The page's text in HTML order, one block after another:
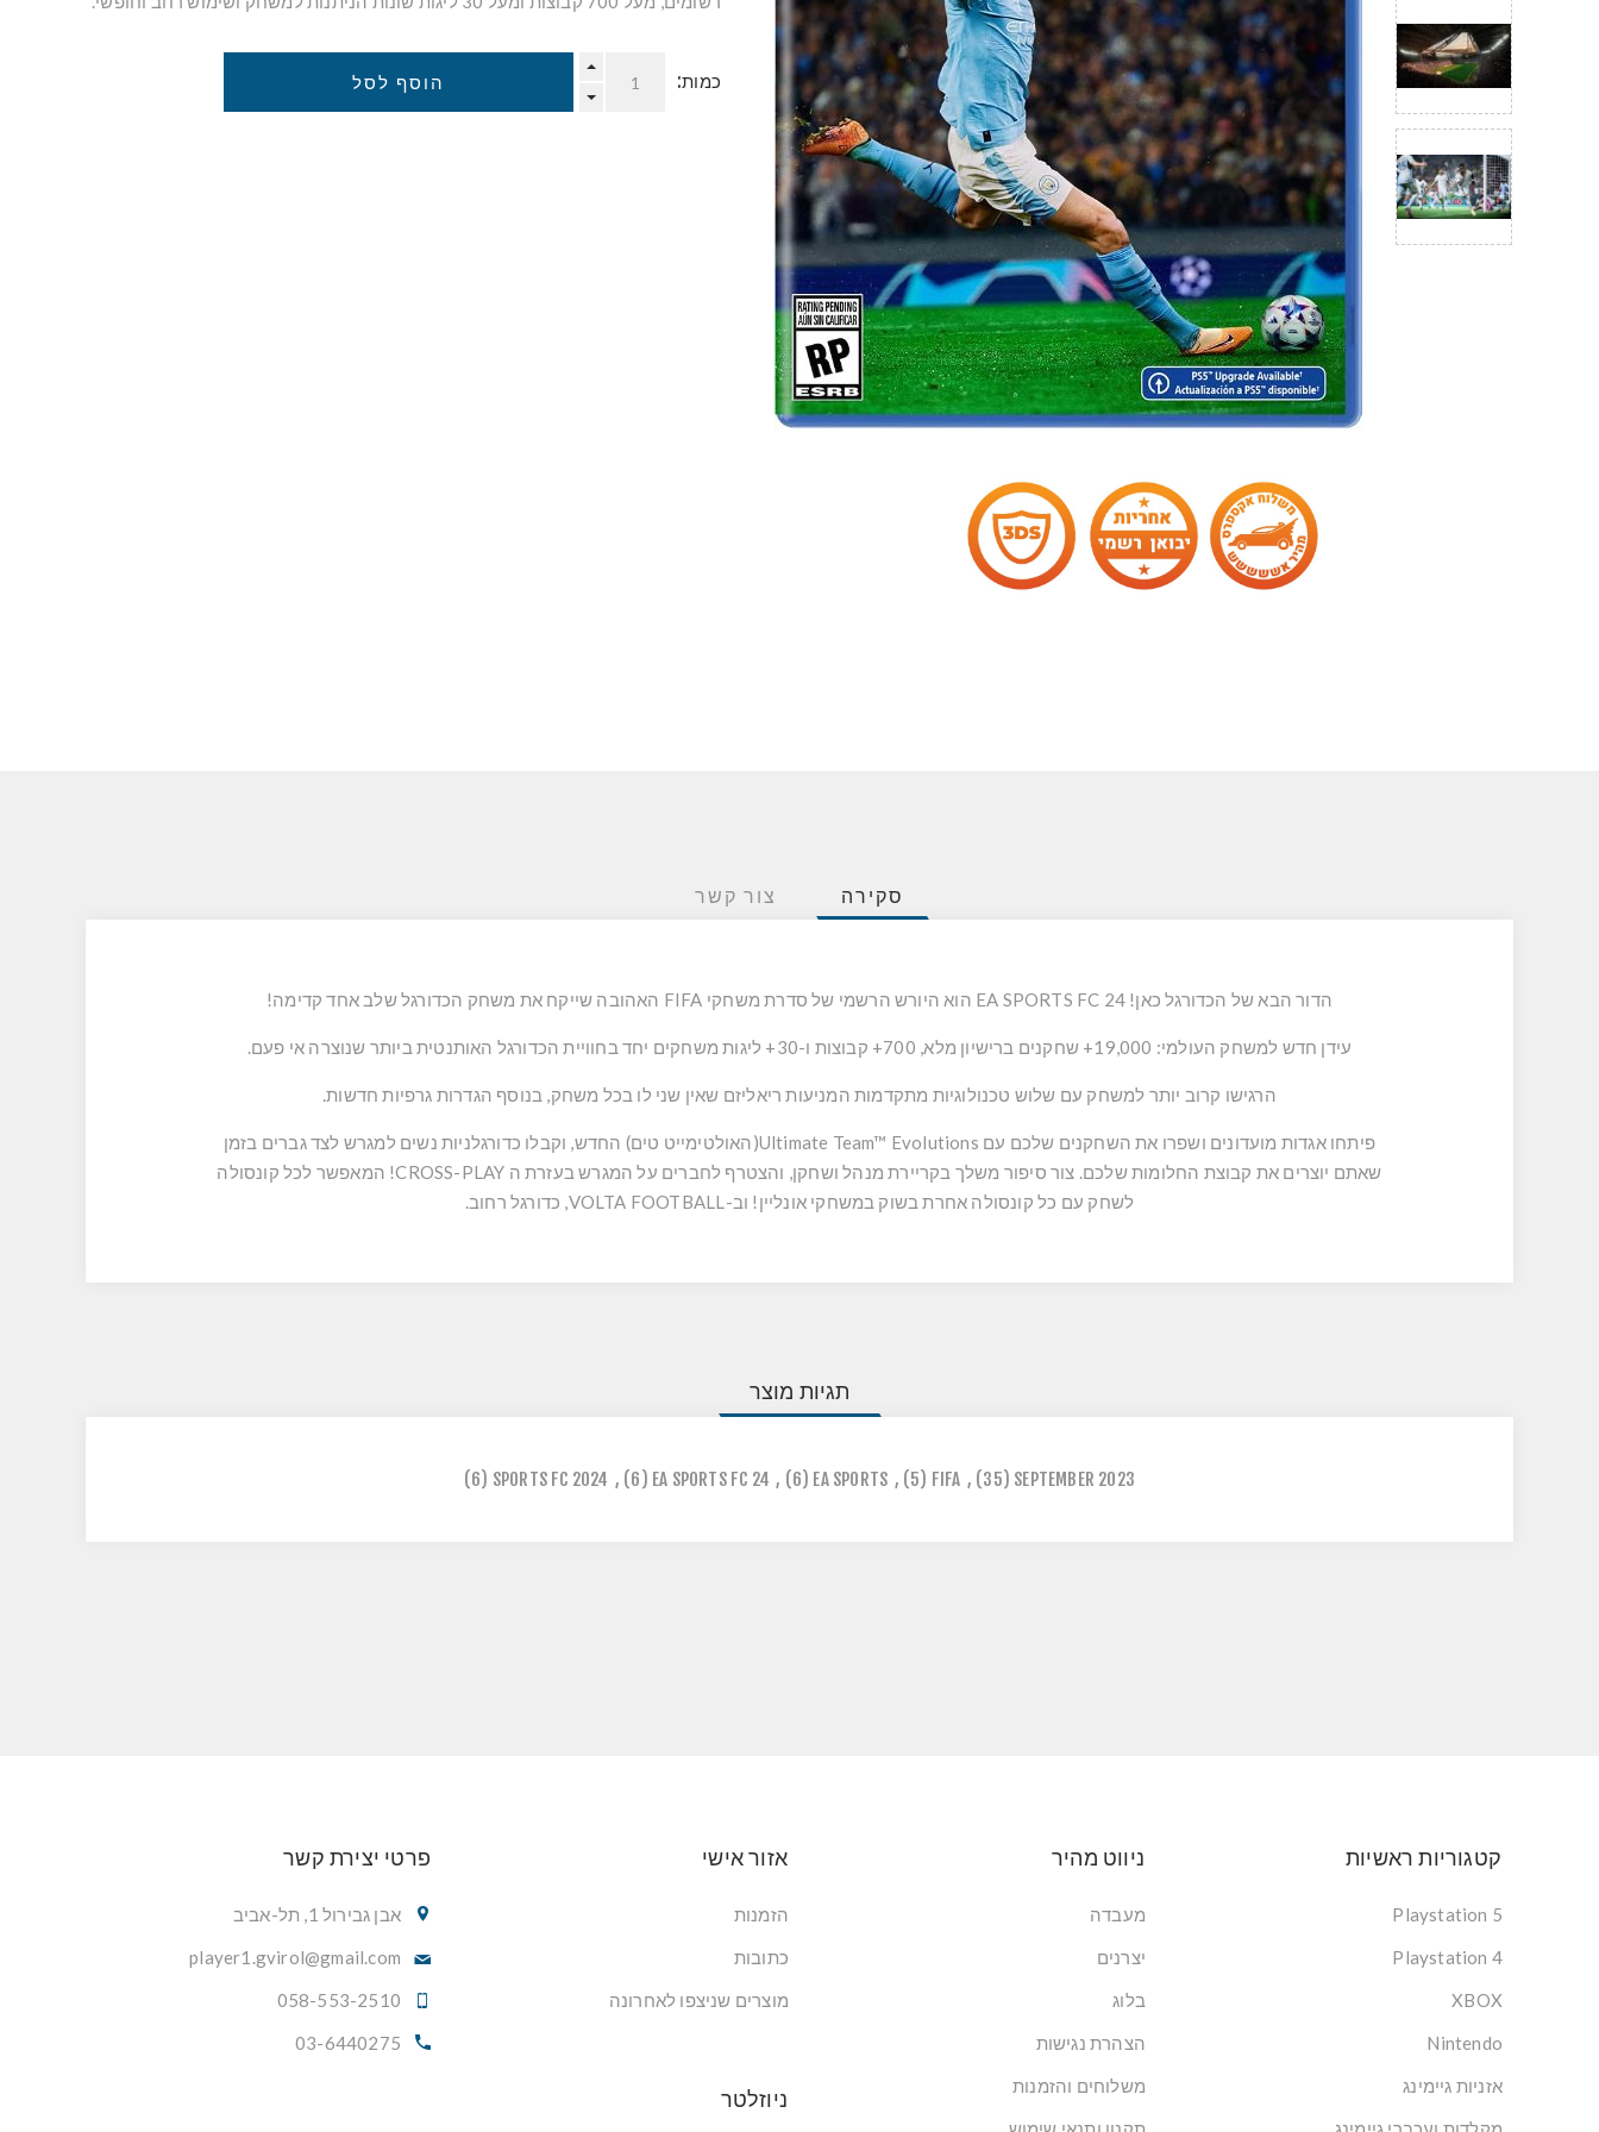
כמות: הוסף לסל
סקירה צור קשר
הדור הבא של הכדורגל כאן! EA SPORTS FC 24 הוא היורש הרשמי של סדרת משחקי FIFA האהובה שייקח את משחק הכדורגל שלב אחד קדימה!
עידן חדש למשחק העולמי: 19,000+ שחקנים ברישיון מלא, 700+ קבוצות ו-30+ ליגות משחקים יחד בחוויית הכדורגל האותנטית ביותר שנוצרה אי פעם.
הרגישו קרוב יותר למשחק עם שלוש טכנולוגיות מתקדמות המניעות ריאליזם שאין שני לו בכל משחק, בנוסף הגדרות גרפיות חדשות.
פיתחו אגדות מועדונים ושפרו את השחקנים שלכם עם Ultimate Team™ Evolutions(האולטימייט טים) החדש, וקבלו כדורגלניות נשים למגרש לצד גברים בזמן
שאתם יוצרים את קבוצת החלומות שלכם. צור סיפור משלך בקריירת מנהל ושחקן, והצטרף לחברים על המגרש בעזרת ה CROSS-PLAY! המאפשר לכל קונסולה
לשחק עם כל קונסולה אחרת בשוק במשחקי אונליין! וב-VOLTA FOOTBALL, כדורגל רחוב.
תגיות מוצר
SEPTEMBER 2023
(35)
,
FIFA
(5)
,
EA SPORTS
(6)
,
EA SPORTS FC 24
(6)
,
SPORTS FC 2024
(6)
קטגוריות ראשיות
Playstation 5
Playstation 4
XBOX
Nintendo
אזניות גיימינג
ניווט מהיר
מעבדה
יצרנים
בלוג
הצהרת נגישות
משלוחים והזמנות
אזור אישי
הזמנות
כתובות
מוצרים שניצפו לאחרונה
פרטי יצירת קשר
אבן גבירול 1, תל-אביב
player1.gvirol@gmail.com
058-553-2510
03-6440275
ניוזלטר